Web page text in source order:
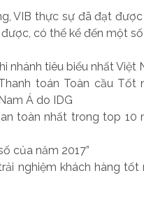
VIB thực sự đã đạt được
có thể kể đến một
nhánh tiêu biểu nhất Việt
toán Toàn cầu Tốt
Á do IDG
toàn nhất trong top 10
của năm 2017”
nghiệm khách hàng tốt